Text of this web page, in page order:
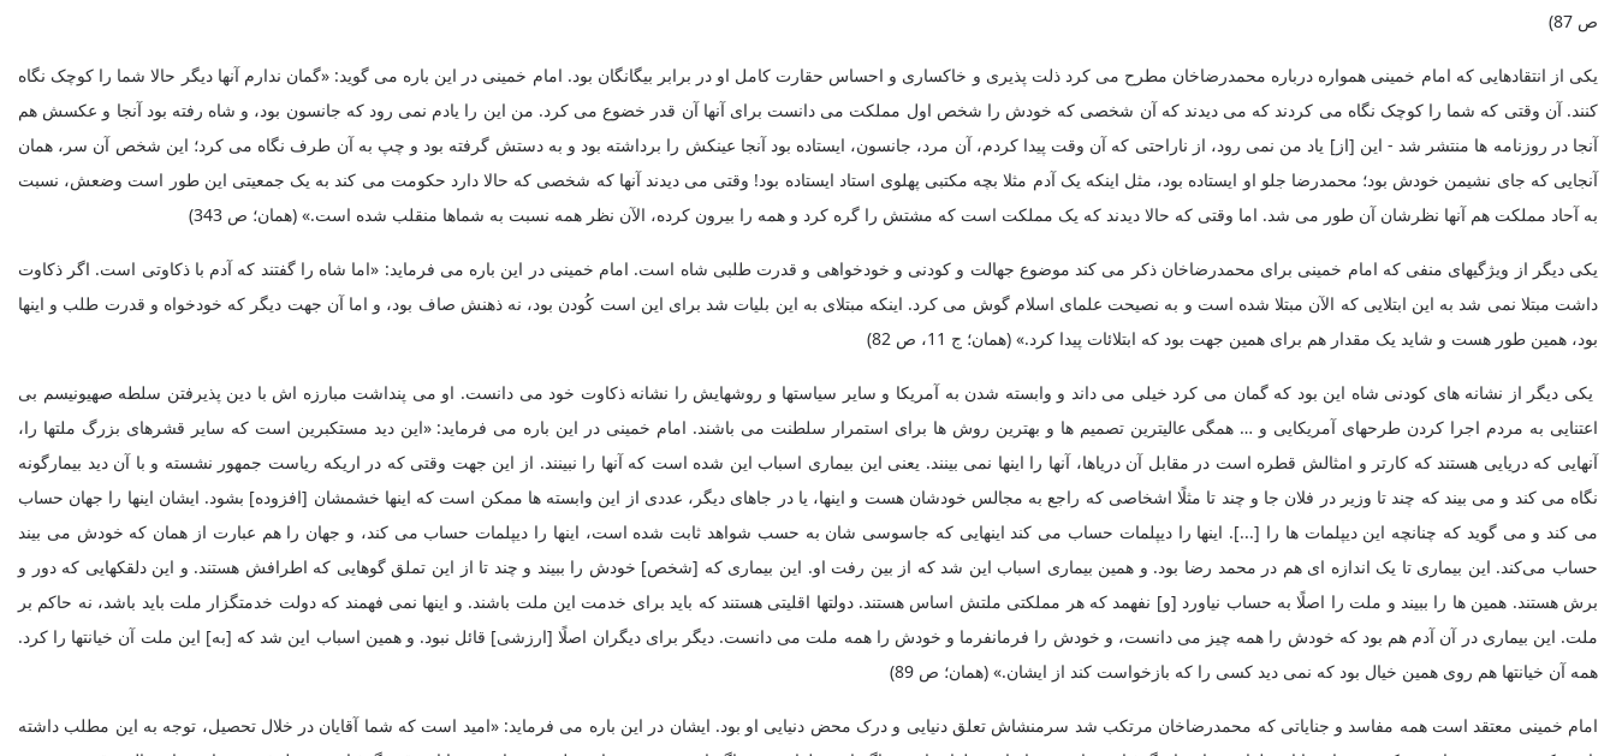
ص 87)
یکی از انتقادهایی که امام خمینی همواره درباره محمدرضاخان مطرح می کرد ذلت پذیری و خاکساری و احساس حقارت کامل او در برابر بیگانگان بود. امام خمینی در این باره می گوید: «گمان ندارم آنها دیگر حالا شما را کوچک نگاه
کنند. آن وقتی که شما را کوچک نگاه می ‌کردند که می ‌دیدند که آن شخصی که خودش را شخص اول مملکت می ‌دانست برای آنها آن قدر خضوع می ‌کرد. من این را یادم نمی ‌رود که جانسون بود، و شاه رفته بود آنجا و عکسش هم
آنجا در روزنامه‌ ها منتشر شد - این [از] یاد من نمی‌ رود، از ناراحتی که آن وقت پیدا کردم، آن مرد، جانسون، ایستاده بود آنجا عینکش را برداشته بود و به دستش گرفته بود و چپ به آن طرف نگاه می‌ کرد؛ این شخص آن سر، همان
آنجایی که جای نشیمن خودش بود؛ محمدرضا جلو او ایستاده بود، مثل اینکه یک آدم مثلا بچه مکتبی پهلوی استاد ایستاده بود! وقتی می‌ دیدند آنها که شخصی که حالا دارد حکومت می‌ کند به یک جمعیتی این طور است وضعش، نسبت
به آحاد مملکت هم آنها نظرشان آن طور می‌ شد. اما وقتی که حالا دیدند که یک مملکت است که مشتش را گره کرد و همه را بیرون کرده، الآن نظر همه نسبت به شماها منقلب شده است.» (همان؛ ص 343)
یکی دیگر از ویژگیهای منفی که امام خمینی برای محمدرضاخان ذکر می کند موضوع جهالت و کودنی و خودخواهی و قدرت طلبی شاه است. امام خمینی در این باره می فرماید: «اما شاه را گفتند که آدم با ذکاوتی است. اگر ذکاوت
داشت مبتلا نمی‌ شد به این ابتلایی که الآن مبتلا شده است و به نصیحت علمای اسلام گوش می‌ کرد. اینکه مبتلای به این بلیات شد برای این است کُودن بود، نه ذهنش صاف بود، و اما آن جهت دیگر که خودخواه و قدرت طلب و اینها
بود، همین طور هست و شاید یک مقدار هم برای همین جهت بود که ابتلائات پیدا کرد.» (همان؛ ج ‌11، ص 82)
یکی دیگر از نشانه های کودنی شاه این بود که گمان می کرد خیلی می داند و وابسته شدن به آمریکا و سایر سیاستها و روشهایش را نشانه ذکاوت خود می دانست. او می پنداشت مبارزه اش با دین پذیرفتن سلطه صهیونیسم بی
اعتنایی به مردم اجرا کردن طرحهای آمریکایی و … همگی عالیترین تصمیم ها و بهترین روش ها برای استمرار سلطنت می باشند. امام خمینی در این باره می فرماید: «این دید مستکبرین است که سایر قشرهای بزرگ ملتها را،
آنهایی که دریایی هستند که کارتر و امثالش قطره است در مقابل آن دریاها، آنها را اینها نمی‌ بینند. یعنی این بیماری اسباب این شده است که آنها را نبینند. از این جهت وقتی که در اریکه ریاست جمهور نشسته و با آن دید بیمارگونه
نگاه می‌ کند و می‌ بیند که چند تا وزیر در فلان جا و چند تا مثلًا اشخاصی که راجع به مجالس خودشان هست و اینها، یا در جاهای دیگر، عددی از این وابسته‌ ها ممکن است که اینها خشمشان [افزوده‌] بشود. ایشان اینها را جهان حساب
می‌ کند و می‌ گوید که چنانچه این دیپلمات ها را [...]. اینها را دیپلمات حساب می‌ کند اینهایی که جاسوسی شان به حسب شواهد ثابت شده است، اینها را دیپلمات حساب می ‌کند، و جهان را هم عبارت از همان که خودش می‌ بیند
حساب می‌کند. این بیماری تا یک اندازه ‌ای هم در محمد رضا بود. و همین بیماری اسباب این شد که از بین رفت او. این بیماری که [شخص‌] خودش را ببیند و چند تا از این تملق‌ گوهایی که اطرافش هستند. و این دلقکهایی که دور و
برش هستند. همین ها را ببیند و ملت را اصلًا به حساب نیاورد [و] نفهمد که هر مملکتی ملتش اساس هستند. دولتها اقلیتی هستند که باید برای خدمت این ملت باشند. و اینها نمی‌ فهمند که دولت خدمتگزار ملت باید باشد، نه حاکم بر
ملت. این بیماری در آن آدم هم بود که خودش را همه چیز می‌ دانست، و خودش را فرمانفرما و خودش را همه ملت می‌ دانست. دیگر برای دیگران اصلًا [ارزشی‌] قائل نبود. و همین اسباب این شد که [به‌] این ملت آن خیانتها را کرد.
همه آن خیانتها هم روی همین خیال بود که نمی‌ دید کسی را که بازخواست کند از ایشان.» (همان؛ ص 89)
امام خمینی معتقد است همه مفاسد و جنایاتی که محمدرضاخان مرتکب شد سرمنشاش تعلق دنیایی و درک محض دنیایی او بود. ایشان در این باره می فرماید: «امید است که شما آقایان در خلال تحصیل، توجه به این مطلب داشته